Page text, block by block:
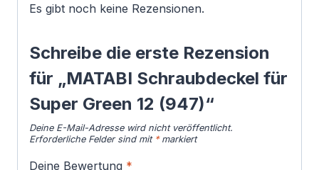
Es gibt noch keine Rezensionen.
Schreibe die erste Rezension
für „MATABI Schraubdeckel für
Super Green 12 (947)“
Deine E-Mail-Adresse wird nicht veröffentlicht.
Erforderliche Felder sind mit *markiert
Deine Bewertung *